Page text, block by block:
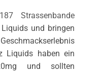
187 Strassenbande
und bringen
Liquids haben ein
und sollten